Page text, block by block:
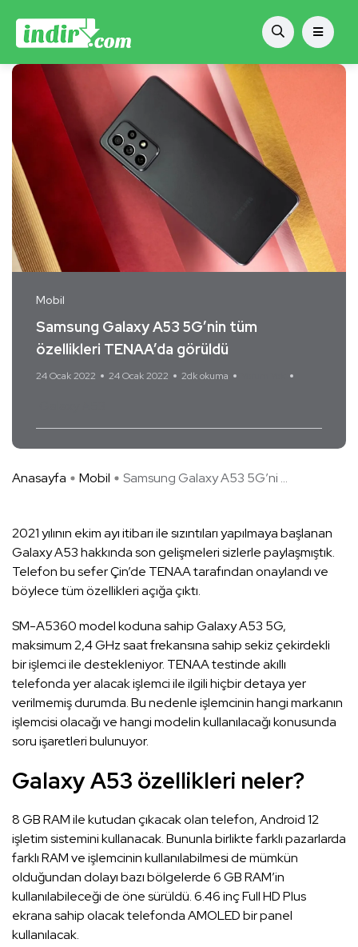
Mobil
Samsung Galaxy A53 5G’nin tüm
özellikleri TENAA’da görüldü
24 Ocak 2022 24 Ocak 2022 2dk okuma
Anasayfa Mobil Samsung Galaxy A53 5G’ni ...
2021 yılının ekim ayı itibarı ile sızıntıları yapılmaya başlanan
Galaxy A53 hakkında son gelişmeleri sizlerle paylaşmıştık.
Telefon bu sefer Çin’de TENAA tarafından onaylandı ve
böylece tüm özellikleri açığa çıktı.
SM-A5360 model koduna sahip Galaxy A53 5G,
maksimum 2,4 GHz saat frekansına sahip sekiz çekirdekli
bir işlemci ile destekleniyor. TENAA testinde akıllı
telefonda yer alacak işlemci ile ilgili hiçbir detaya yer
verilmemiş durumda. Bu nedenle işlemcinin hangi markanın
işlemcisi olacağı ve hangi modelin kullanılacağı konusunda
soru işaretleri bulunuyor.
Galaxy A53 özellikleri neler?
8 GB RAM ile kutudan çıkacak olan telefon, Android 12
işletim sistemini kullanacak. Bununla birlikte farklı pazarlarda
farklı RAM ve işlemcinin kullanılabilmesi de mümkün
olduğundan dolayı bazı bölgelerde 6 GB RAM’in
kullanılabileceği de öne sürüldü. 6.46 inç Full HD Plus
ekrana sahip olacak telefonda AMOLED bir panel
kullanılacak.